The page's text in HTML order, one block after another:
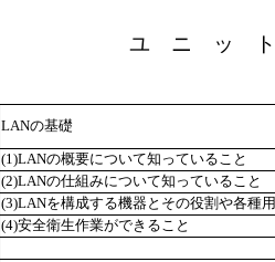
ユ ニ ッ
LANの基礎
(1)LANの概要について知っていること
(2)LANの仕組みについて知っていること
(3)LANを構成する機器とその役割や各種
(4)安全衛生作業ができること